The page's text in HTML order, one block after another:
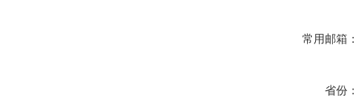
常用邮箱：
省份：